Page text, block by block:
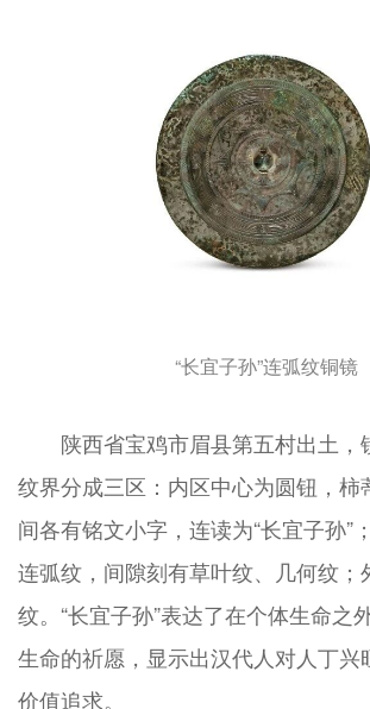
“长宜子孙”连弧纹铜镜
陕西省宝鸡市眉县第五村出土，
纹界分成三区：内区中心为圆钮，柿
间各有铭文小字，连读为“长宜子孙”
连弧纹，间隙刻有草叶纹、几何纹；
纹。“长宜子孙”表达了在个体生命之
生命的祈愿，显示出汉代人对人丁兴
价值追求。